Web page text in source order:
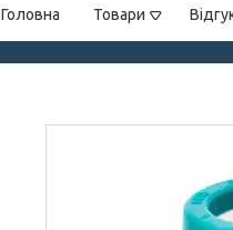
Головна Товари